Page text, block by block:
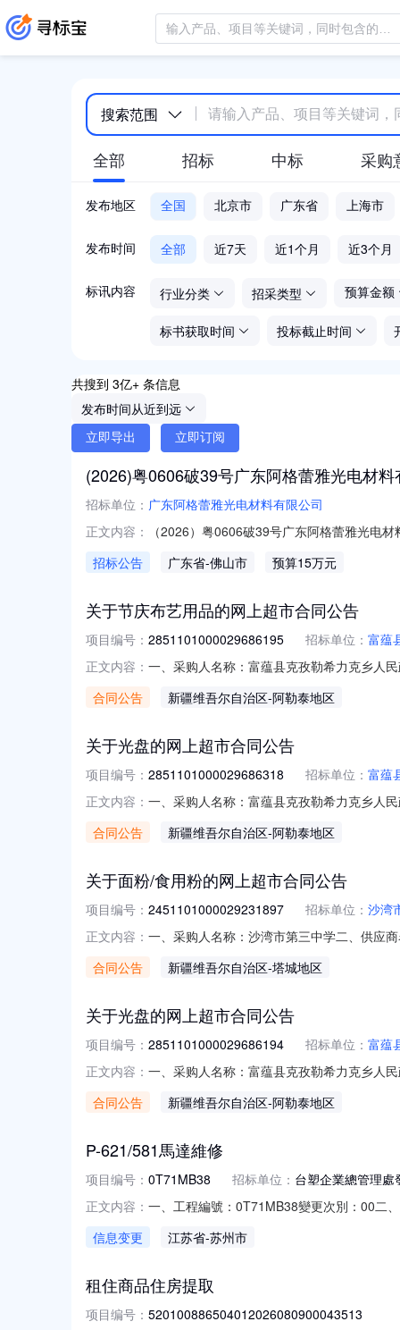
搜索范围
全部 招标 中标 采购
发布地区 全国 北京市 广东省 上海市
发布时间 全部 近7天 近1个月 近3个月
标讯内容 行业分类 招采类型 预算金额
标书获取时间 投标截止时间
共搜到 3亿+ 条信息
发布时间从近到远
立即导出 立即订阅
(2026)粤0606破39号广东阿格蕾雅光电材
招标单位： 广东阿格蕾雅光电材料有限公司
正文内容：
（2026）粤0606破39号广东阿格蕾雅光电
司”或“债务人”）重整一案，并于2026年7
招标公告 广东省-佛山市 预算15万元
关于节庆布艺用品的网上超市合同公告
项目编号： 2851101000029686195 招标单位： 富蕴
正文内容： 一、采购人名称：富蕴县克孜勒希力克乡人
3224【96*144】4号红色得力/deli4号面
合同公告 新疆维吾尔自治区-阿勒泰地区
关于光盘的网上超市合同公告
项目编号： 2851101000029686318 招标单位： 富蕴
正文内容： 一、采购人名称：富蕴县克孜勒希力克乡人
联想LT2451H粉盒原装黑色墨粉盒适配
合同公告 新疆维吾尔自治区-阿勒泰地区
关于面粉/食用粉的网上超市合同公告
项目编号： 2451101000029231897 招标单位： 沙湾
正文内容： 一、采购人名称：沙湾市第三中学二、供应
10KG袋22.005011002五常10kg米面杂粮
合同公告 新疆维吾尔自治区-塔城地区
关于光盘的网上超市合同公告
项目编号： 2851101000029686194 招标单位： 富蕴
正文内容： 一、采购人名称：富蕴县克孜勒希力克乡人
畅印无型号其他演出服装手打领带红色畅
合同公告 新疆维吾尔自治区-阿勒泰地区
P-621/581馬達維修
项目编号： 0T71MB38 招标单位： 台塑企業總管理處
正文内容： 一、工程編號：0T71MB38變更次別：00二
告注意事項：1.廠商報價時需會現場勘查，
信息变更 江苏省-苏州市
租住商品住房提取
项目编号： 520100886504012026080900043513